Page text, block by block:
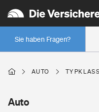
Sie haben Fragen?
Wer versichert was: Jetzt
Regionalklassen: So ist
Wer versichert was: Jetzt
AUTO
Auto